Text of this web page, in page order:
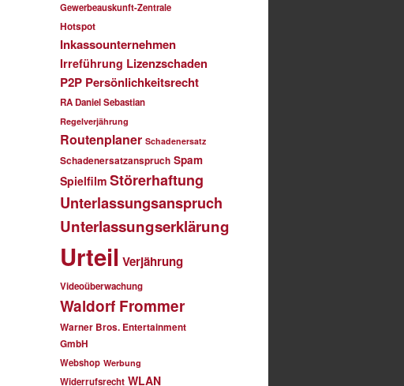
Gewerbeauskunft-Zentrale
Hotspot
Inkassounternehmen
Irreführung Lizenzschaden
P2P Persönlichkeitsrecht
RA Daniel Sebastian
Regelverjährung
Routenplaner Schadenersatz
Schadenersatzanspruch Spam
Spielfilm Störerhaftung
Unterlassungsanspruch
Unterlassungserklärung
Urteil Verjährung
Videoüberwachung
Waldorf Frommer
Warner Bros. Entertainment
GmbH
Webshop Werbung
Widerrufsrecht WLAN